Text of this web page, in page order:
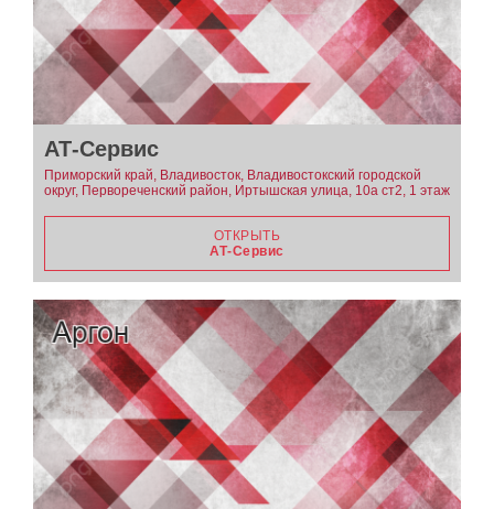
АТ-Сервис
Приморский край, Владивосток, Владивостокский городской
округ, Первореченский район, Иртышская улица, 10а ст2, 1 этаж
ОТКРЫТЬ
АТ-Сервис